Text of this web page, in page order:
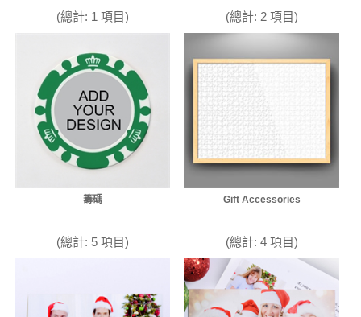
(總計: 1 項目) (總計: 2 項目)
籌碼
(總計: 5 項目)
Gift Accessories
(總計: 4 項目)